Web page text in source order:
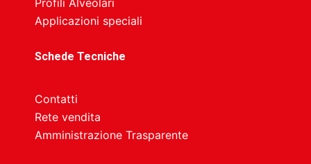
Profili Alveolari
Applicazioni speciali
Schede Tecniche
Contatti
Rete vendita
Amministrazione Trasparente